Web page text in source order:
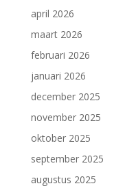
april 2026
maart 2026
februari 2026
januari 2026
december 2025
november 2025
oktober 2025
september 2025
augustus 2025